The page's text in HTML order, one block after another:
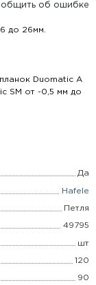
об ошибке
до 26мм.
Duomatic A
SM от -0,5 мм до
Да
Hafele
Петля
49795
шт
120
90